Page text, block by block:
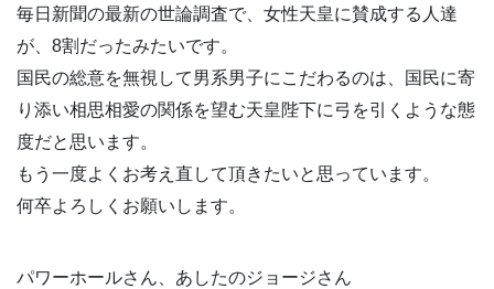
毎日新聞の最新の世論調査で、女性天皇に賛成する人達
が、8割だったみたいです。
国民の総意を無視して男系男子にこだわるのは、国民に寄
り添い相思相愛の関係を望む天皇陛下に弓を引くような態
度だと思います。
もう一度よくお考え直して頂きたいと思っています。
何卒よろしくお願いします。
パワーホールさん、あしたのジョージさん